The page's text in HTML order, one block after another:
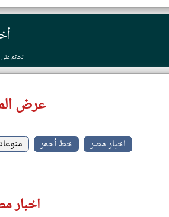
الحكم على 7 متهمين فى خلية شبكة العملة.. غدا
عرض
اخبار مصر خط أحمر
اخبار